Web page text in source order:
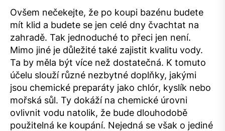
Ovšem nečekejte, že po koupi bazénu budete
mít klid a budete se jen celé dny čvachtat na
zahradě. Tak jednoduché to přeci jen není.
Mimo jiné je důležité také zajistit kvalitu vody.
Ta by měla být více než dostatečná. K tomuto
účelu slouží různé nezbytné doplňky, jakými
jsou chemické preparáty jako chlór, kyslík nebo
mořská sůl. Ty dokáží na chemické úrovni
ovlivnit vodu natolik, že bude dlouhodobě
použitelná ke koupání. Nejedná se však o jediné